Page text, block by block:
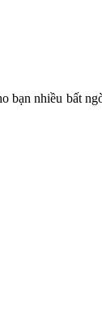
bạn nhiều bất